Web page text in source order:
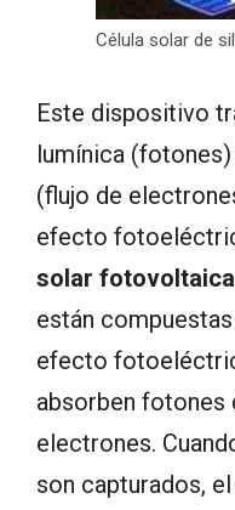
Célula solar de
Este dispositivo
lumínica
(flujo de
efecto
solar fotovoltaica
están
efecto
absorben fotones
electrones.
son capturados,